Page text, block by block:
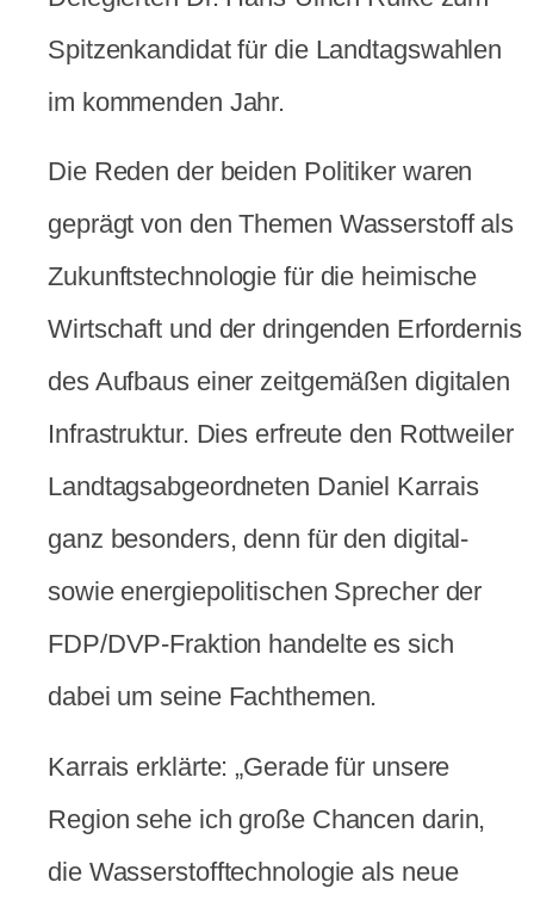
Spitzenkandidat für die Landtagswahlen
im kommenden Jahr.
Die Reden der beiden Politiker waren
geprägt von den Themen Wasserstoff als
Zukunftstechnologie für die heimische
Wirtschaft und der dringenden Erfordernis
des Aufbaus einer zeitgemäßen digitalen
Infrastruktur. Dies erfreute den Rottweiler
Landtagsabgeordneten Daniel Karrais
ganz besonders, denn für den digital-
sowie energiepolitischen Sprecher der
FDP/DVP-Fraktion handelte es sich
dabei um seine Fachthemen.
Karrais erklärte: „Gerade für unsere
Region sehe ich große Chancen darin,
die Wasserstofftechnologie als neue